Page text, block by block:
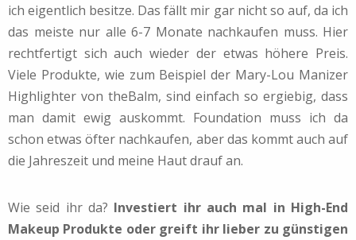
ich eigentlich besitze. Das fällt mir gar nicht so auf, da ich
das meiste nur alle 6-7 Monate nachkaufen muss. Hier
rechtfertigt sich auch wieder der etwas höhere Preis.
Viele Produkte, wie zum Beispiel der Mary-Lou Manizer
Highlighter von theBalm, sind einfach so ergiebig, dass
man damit ewig auskommt. Foundation muss ich da
schon etwas öfter nachkaufen, aber das kommt auch auf
die Jahreszeit und meine Haut drauf an.
Wie seid ihr da? Investiert ihr auch mal in High-End
Makeup Produkte oder greift ihr lieber zu günstigen